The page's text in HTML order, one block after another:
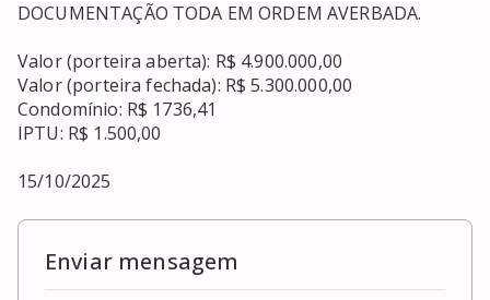
DOCUMENTAÇÃO TODA EM ORDEM AVERBADA.
Valor (porteira aberta): R$ 4.900.000,00
Valor (porteira fechada): R$ 5.300.000,00
Condomínio: R$ 1736,41
IPTU: R$ 1.500,00
15/10/2025
Enviar mensagem